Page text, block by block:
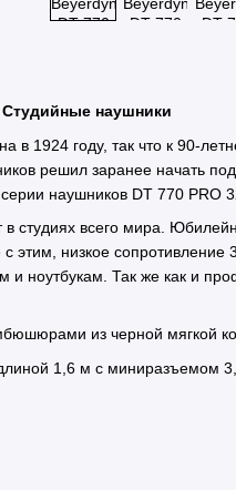
Студийные наушники
в 1924 году, так что к 90-
решил заранее начать
наушников DT 770 PRO
студиях всего мира.
этим, низкое сопротивление
ноутбукам. Так же как и
из черной мягкой
длиной 1,6 м с миниразъемом